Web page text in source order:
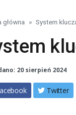
główna System
20 sierpień 2024
Twitter